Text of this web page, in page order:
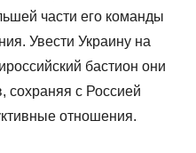
части его команды
Увести Украину на
бастион они
сохраняя с Россией
отношения.